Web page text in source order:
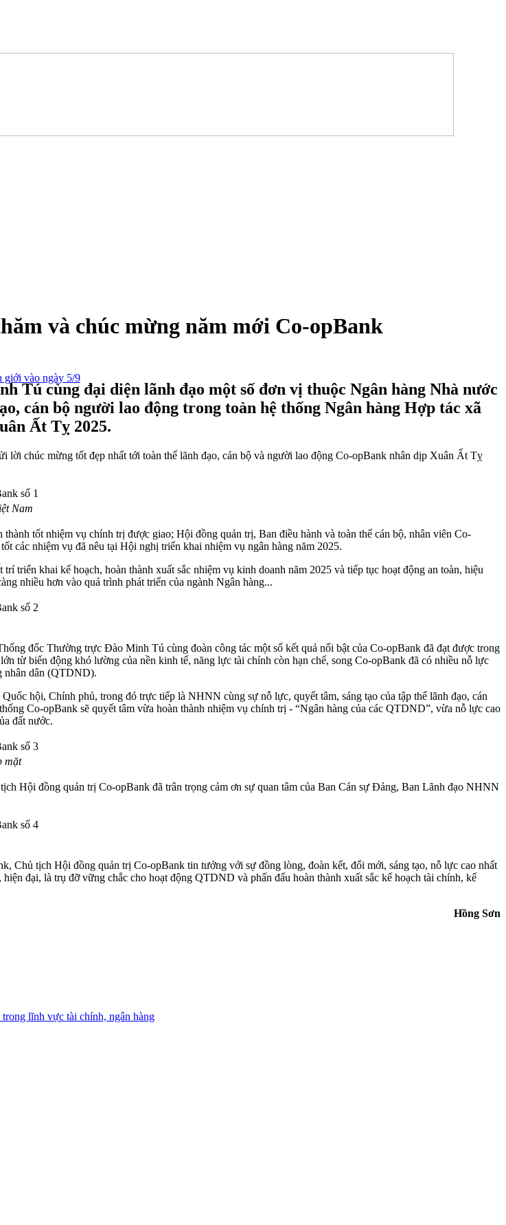
giới vào ngày 5/9
và chúc mừng năm mới Co-opBank
Tú cùng đại diện lãnh đạo một số đơn vị thuộc Ngân hàng Nhà nước
cán bộ người lao động trong toàn hệ thống Ngân hàng Hợp tác xã
Ất Tỵ 2025.
chúc mừng tốt đẹp nhất tới toàn thể lãnh đạo, cán bộ và người lao động Co-opBank nhân dịp Xuân Ất Tỵ
Nam
tốt nhiệm vụ chính trị được giao; Hội đồng quản trị, Ban điều hành và toàn thể cán bộ, nhân viên Co-
các nhiệm vụ đã nêu tại Hội nghị triển khai nhiệm vụ ngân hàng năm 2025.
triển khai kế hoạch, hoàn thành xuất sắc nhiệm vụ kinh doanh năm 2025 và tiếp tục hoạt động an toàn, hiệu
nhiều hơn vào quá trình phát triển của ngành Ngân hàng...
đốc Thường trực Đào Minh Tú cùng đoàn công tác một số kết quả nổi bật của Co-opBank đã đạt được trong
từ biến động khó lường của nền kinh tế, năng lực tài chính còn hạn chế, song Co-opBank đã có nhiều nỗ lực
nhân dân (QTDND).
hội, Chính phủ, trong đó trực tiếp là NHNN cùng sự nỗ lực, quyết tâm, sáng tạo của tập thể lãnh đạo, cán
Co-opBank sẽ quyết tâm vừa hoàn thành nhiệm vụ chính trị - “Ngân hàng của các QTDND”, vừa nỗ lực cao
đất nước.
mặt
Hội đồng quản trị Co-opBank đã trân trọng cảm ơn sự quan tâm của Ban Cán sự Đảng, Ban Lãnh đạo NHNN
Chủ tịch Hội đồng quản trị Co-opBank tin tưởng với sự đồng lòng, đoàn kết, đổi mới, sáng tạo, nỗ lực cao nhất
đại, là trụ đỡ vững chắc cho hoạt động QTDND và phấn đấu hoàn thành xuất sắc kế hoạch tài chính, kế
Hồng Sơn
lĩnh vực tài chính, ngân hàng